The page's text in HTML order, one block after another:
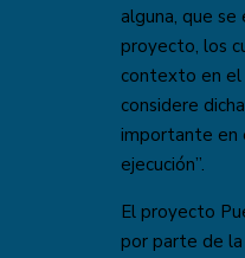
alguna, que
proyecto, los
contexto en el
considere
importante en
ejecución”.
El proyecto
por parte de la